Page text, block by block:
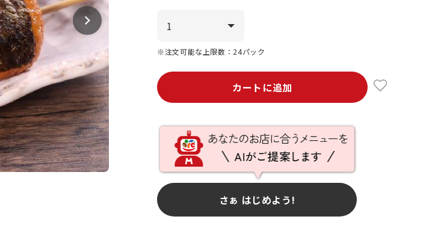
※注文可能な上限数：24パック
カートに追加
さぁ はじめよう!